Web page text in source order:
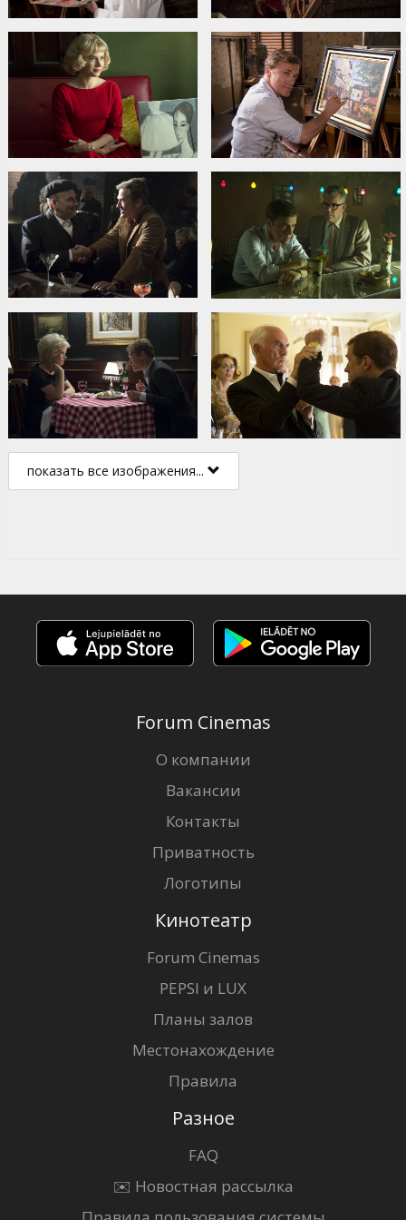
Сайты: IMDB,Facebook,Официальный сайт
показать все изображения...
Forum Cinemas
О компании
Вакансии
Контакты
Приватность
Логотипы
Кинотеатр
Forum Cinemas
PEPSI и LUX
Планы залов
Местонахождение
Правила
Разное
FAQ
✉️ Новостная рассылка